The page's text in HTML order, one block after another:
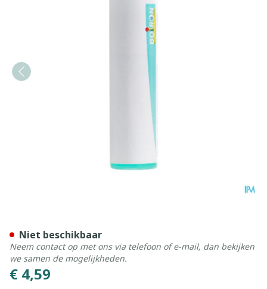
€ 4,59
Niet beschikbaar
Neem contact op met ons via telefoon of e-mail, dan bekijken
we samen de mogelijkheden.